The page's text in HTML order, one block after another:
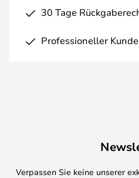
30 Tage
Professioneller
Verpassen Sie keine unserer